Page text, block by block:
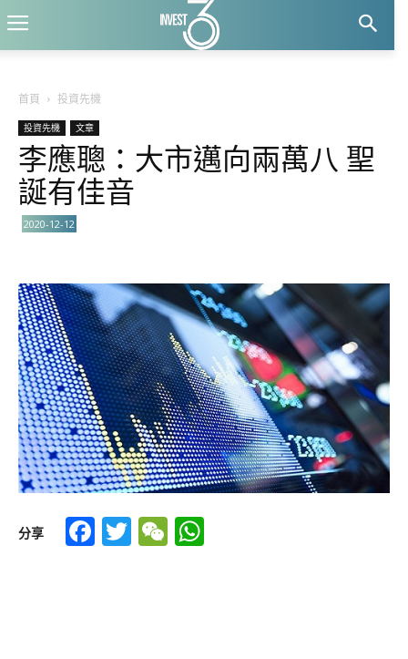
首頁 投資先機
投資先機 文章
李應聰：大市邁向兩萬八 聖
誕有佳音
2020-12-12
分享 Facebook
TwitterWeChat